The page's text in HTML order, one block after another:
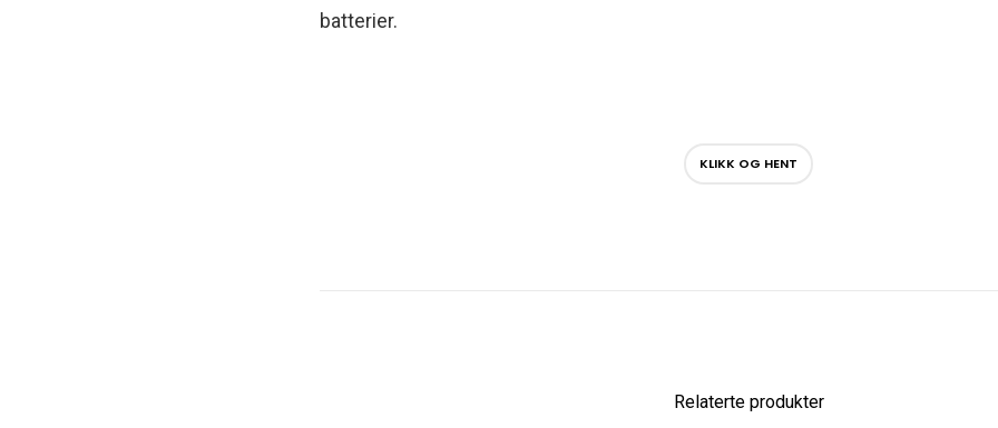
batterier.
KLIKK OG HENT
Relaterte produkter